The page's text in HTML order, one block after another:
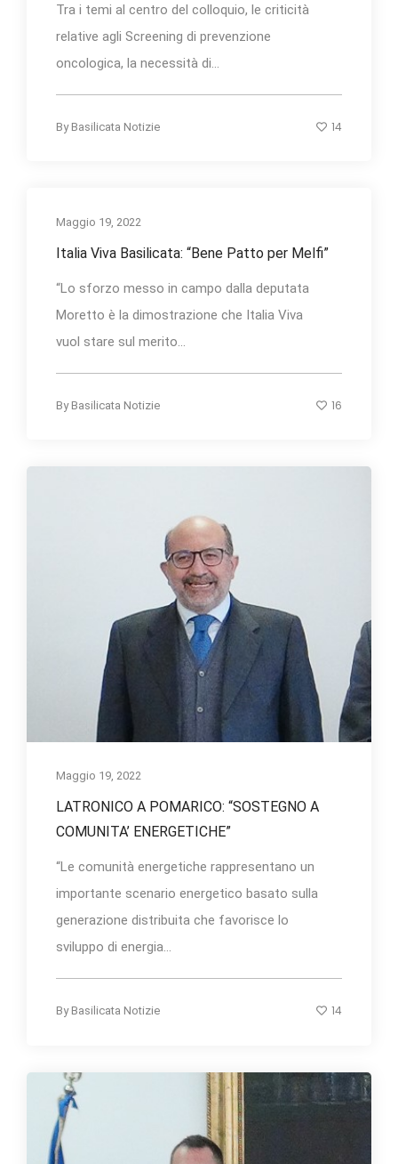
Tra i temi al centro del colloquio, le criticità
relative agli Screening di prevenzione
oncologica, la necessità di...
By Basilicata Notizie 14
Maggio 19, 2022
Italia Viva Basilicata: “Bene Patto per Melfi”
“Lo sforzo messo in campo dalla deputata
Moretto è la dimostrazione che Italia Viva
vuol stare sul merito...
By Basilicata Notizie 16
Maggio 19, 2022
LATRONICO A POMARICO: “SOSTEGNO A
COMUNITA’ ENERGETICHE”
“Le comunità energetiche rappresentano un
importante scenario energetico basato sulla
generazione distribuita che favorisce lo
sviluppo di energia...
By Basilicata Notizie 14